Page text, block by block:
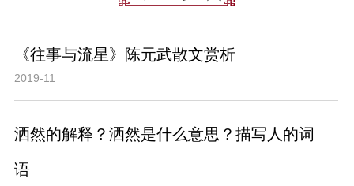
《往事与流星》陈元武散文赏析
2019-11
洒然的解释？洒然是什么意思？描写人的词
语